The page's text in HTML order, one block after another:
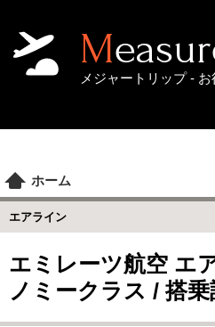
メジャートリップ -
ホーム
エアライン
エミレーツ航空 エ
ノミークラス / 搭乗